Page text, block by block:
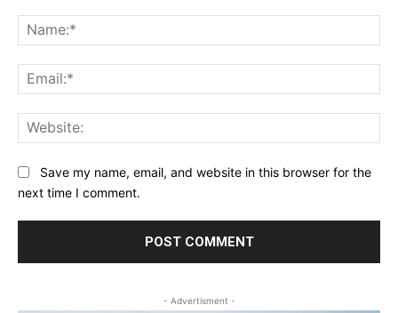
Save my name, email, and website in this browser for the
next time I comment.
- Advertisment -